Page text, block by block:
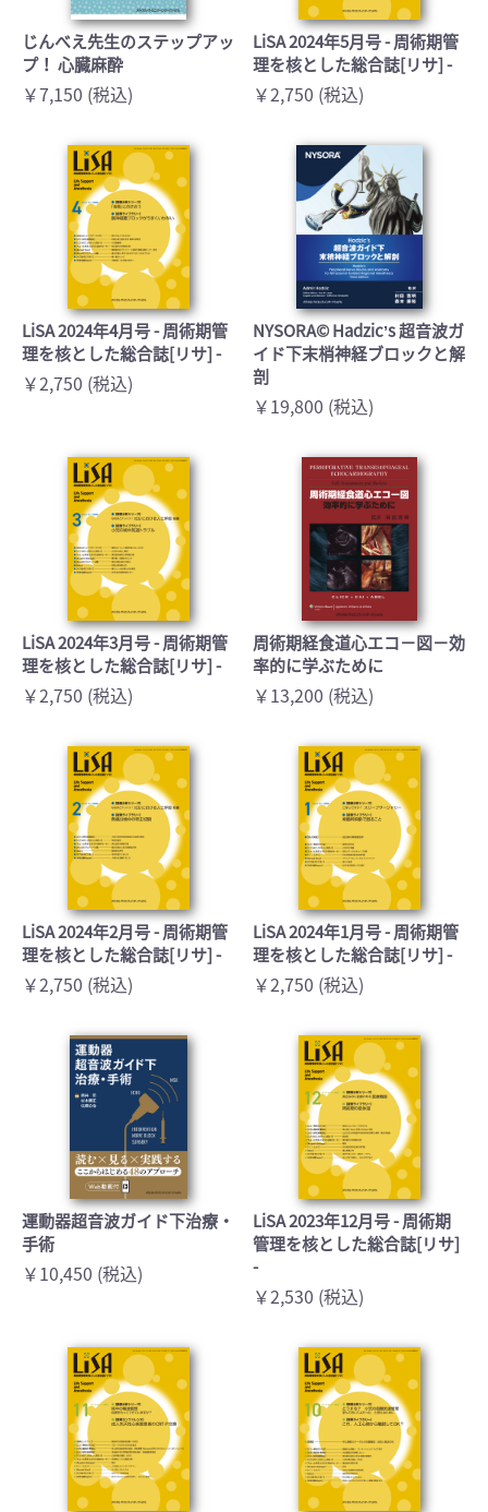
じんべえ先生のステップアッ
プ！ 心臓麻酔
￥7,150 (税込)
LiSA 2024年5月号 - 周術期管
理を核とした総合誌[リサ] -
￥2,750 (税込)
LiSA 2024年4月号 - 周術期管
理を核とした総合誌[リサ] -
￥2,750 (税込)
NYSORA© Hadzicʼs 超音波ガ
イド下末梢神経ブロックと解
剖
￥19,800 (税込)
LiSA 2024年3月号 - 周術期管
理を核とした総合誌[リサ] -
￥2,750 (税込)
周術期経食道心エコ－図－効
率的に学ぶために
￥13,200 (税込)
LiSA 2024年2月号 - 周術期管
理を核とした総合誌[リサ] -
￥2,750 (税込)
LiSA 2024年1月号 - 周術期管
理を核とした総合誌[リサ] -
￥2,750 (税込)
運動器超音波ガイド下治療・
手術
￥10,450 (税込)
LiSA 2023年12月号 - 周術期
管理を核とした総合誌[リサ]
-
￥2,530 (税込)